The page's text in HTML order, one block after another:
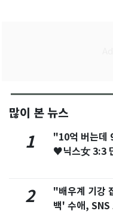
많이 본 뉴스
1
"10억 버는데
♥닉스女 3:3
2
"배우계 기강
백' 수애, SNS